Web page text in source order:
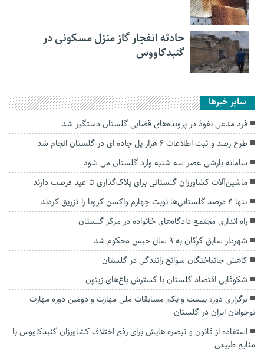
حادثه انفجار گاز منزل مسکونی در
گنبدکاووس
سایر خبرها
فرد مدعی نفوذ در پرونده‌های قضایی گلستان دستگیر شد
طرح رصد و ثبت اطلاعات ۶ هزار پل جاده ای در گلستان انجام شد
سامانه بارشی عصر سه شنبه وارد گلستان می شود
ماشین‌آلات کشاورزان گلستانی برای پلاک‌گذاری تا عید فرصت دارند
تنها 4 درصد گلستانی‌ها نوبت چهارم واکسن کرونا را تزریق کردند
راه اندازی مجتمع دادگاه‌های خانواده در مرکز گلستان
شهردار سابق گرگان به ۹ سال حبس محکوم شد
کاهش جانباختگان سوانح رانندگی در گلستان
شکوفایی اقتصاد گلستان با گسترش باغ‌های زیتون
برگزاری دوره بیست و یکم مسابقات ملی مهارت و دومین دوره مهارت
نوجوانان ایران در گلستان
استفاده از قانون و تبصره هایش برای رفع اختلاف کشاورزان گنبدکاووس با
منابع طبیعی